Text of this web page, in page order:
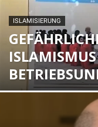
ISLAMISIERUNG